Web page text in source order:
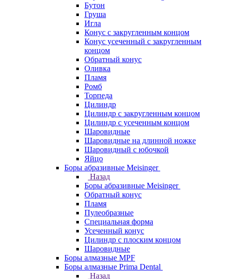
Бутон
Груша
Игла
Конус c закругленным концом
Конус усеченный c закругленным
концом
Обратный конус
Оливка
Пламя
Ромб
Торпеда
Цилиндр
Цилиндр с закругленным концом
Цилиндр с усеченным концом
Шаровидные
Шаровидные на длинной ножке
Шаровидный с юбочкой
Яйцо
Боры абразивные Meisinger
Назад
Боры абразивные Meisinger
Обратный конус
Пламя
Пулеобразные
Специальная форма
Усеченный конус
Цилиндр с плоским концом
Шаровидные
Боры алмазные MPF
Боры алмазные Prima Dental
Назад